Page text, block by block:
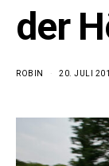
der
ROBIN 20. JULI